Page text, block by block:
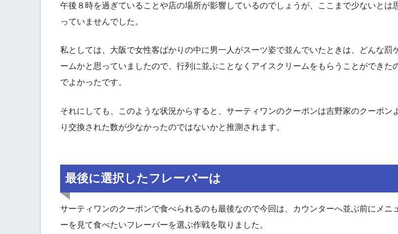
午後８時を過ぎていることや店の場所が影響しているのでしょうが、ここまで少ないとは
っていませんでした。
私としては、大阪で女性客ばかりの中に男一人がスーツ姿で並んでいたときは、どんな罰
ームかと思っていましたので、行列に並ぶことなくアイスクリームをもらうことができた
でよかったです。
それにしても、このような状況からすると、サーティワンのクーポンは吉野家のクーポン
り交換された数が少なかったのではないかと推測されます。
最後に選択したフレーバーは
サーティワンのクーポンで食べられるのも最後なので今回は、カウンターへ並ぶ前にメニュ
ーを見て食べたいフレーバーを選ぶ作戦を取りました。